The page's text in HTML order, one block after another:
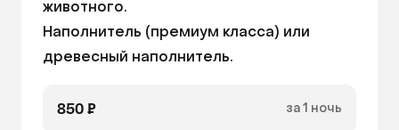
животного.
Наполнитель (премиум класса) или
древесный наполнитель.
850 ₽ за 1 ночь